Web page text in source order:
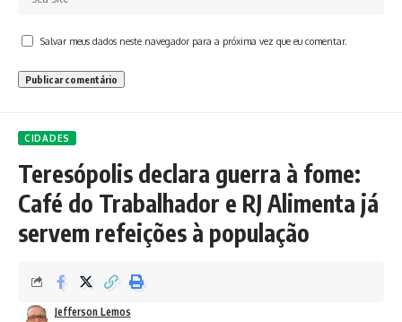
Salvar meus dados neste navegador para a próxima vez que eu comentar.
CIDADES
Teresópolis declara guerra à fome:
Café do Trabalhador e RJ Alimenta já
servem refeições à população
Jefferson Lemos